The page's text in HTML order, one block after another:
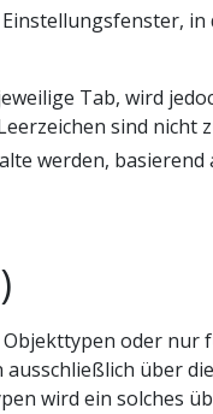
Tab, wird
sind nicht
werden,
oder nur
über
wird ein solches